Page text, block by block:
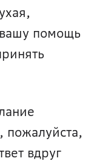
помощь
пожалуйста,
вдруг